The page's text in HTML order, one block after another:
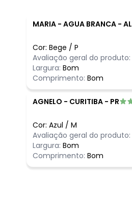
MARIA - AGUA BRANCA - AL
Cor: Bege / P
Avaliação geral do produto:
Largura: Bom
Comprimento: Bom
AGNELO - CURITIBA - PR
Cor: Azul / M
Avaliação geral do produto:
Largura: Bom
Comprimento: Bom